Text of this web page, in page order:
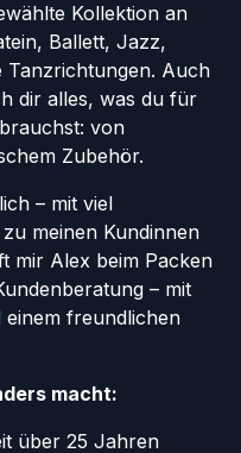
Kollektion an
Ballett, Jazz,
Tanzrichtungen. Auch
dir alles, was du für
von
Zubehör.
– mit viel
meinen Kundinnen
mir Alex beim Packen
– mit
freundlichen
macht:
über 25 Jahren